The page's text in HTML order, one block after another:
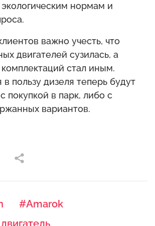
нормам и
важно учесть, что
двигателей сузилась, а
стал иным.
пользу дизеля теперь будут
покупкой в парк, либо с
вариантов.
#Amarok